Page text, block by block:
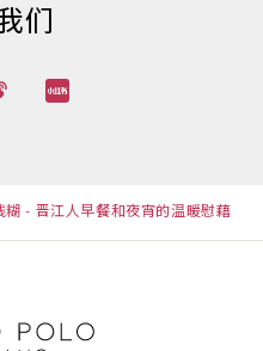
们
糊 - 晋江人早餐和夜宵的温暖慰藉